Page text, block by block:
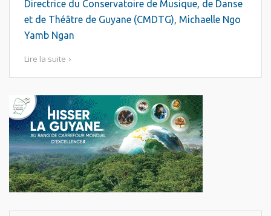
Directrice du Conservatoire de Musique, de Danse
et de Théâtre de Guyane (CMDTG), Michaelle Ngo
Yamb Ngan
Lire la suite